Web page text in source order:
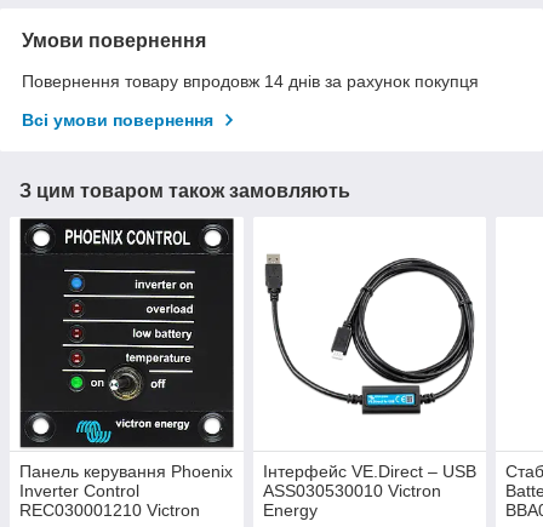
Умови повернення
Повернення товару впродовж 14 днів за рахунок покупця
Всі умови повернення
З цим товаром також замовляють
Панель керування Phoenix
Inverter Control
REC030001210 Victron
Інтерфейс VE.Direct – USB
ASS030530010 Victron
Energy